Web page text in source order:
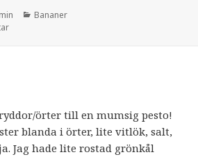
Kategorier
Bananer
till Bananchokladbollar
örter till en mumsig pesto!
blanda i örter, lite vitlök, salt,
Jag hade lite rostad grönkål